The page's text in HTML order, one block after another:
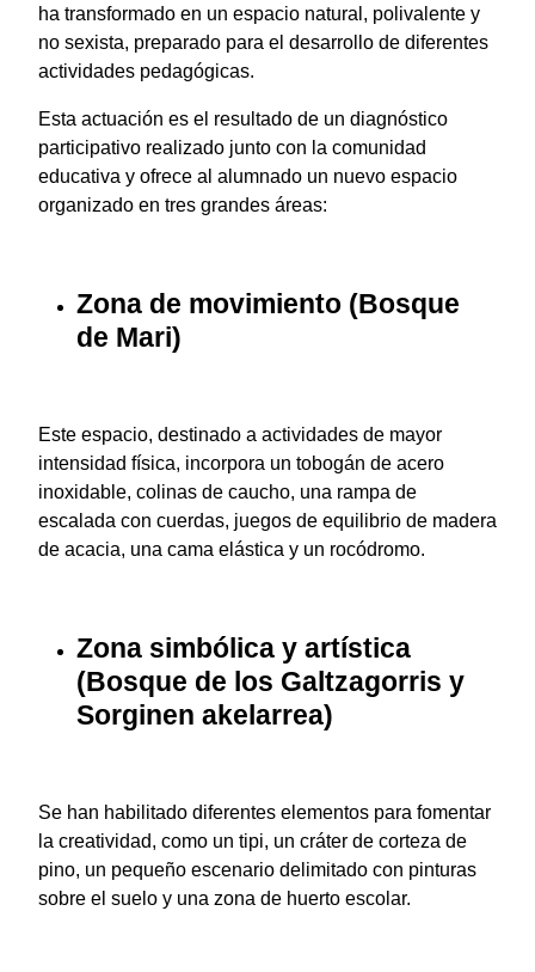
ha transformado en un espacio natural, polivalente y
no sexista, preparado para el desarrollo de diferentes
actividades pedagógicas.
Esta actuación es el resultado de un diagnóstico
participativo realizado junto con la comunidad
educativa y ofrece al alumnado un nuevo espacio
organizado en tres grandes áreas:
Zona de movimiento (Bosque
de Mari)
Este espacio, destinado a actividades de mayor
intensidad física, incorpora un tobogán de acero
inoxidable, colinas de caucho, una rampa de
escalada con cuerdas, juegos de equilibrio de madera
de acacia, una cama elástica y un rocódromo.
Zona simbólica y artística
(Bosque de los Galtzagorris y
Sorginen akelarrea)
Se han habilitado diferentes elementos para fomentar
la creatividad, como un tipi, un cráter de corteza de
pino, un pequeño escenario delimitado con pinturas
sobre el suelo y una zona de huerto escolar.